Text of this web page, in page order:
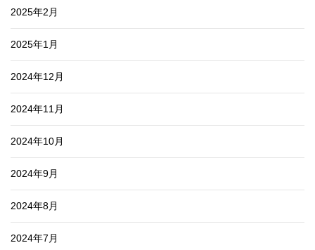
2025年2月
2025年1月
2024年12月
2024年11月
2024年10月
2024年9月
2024年8月
2024年7月